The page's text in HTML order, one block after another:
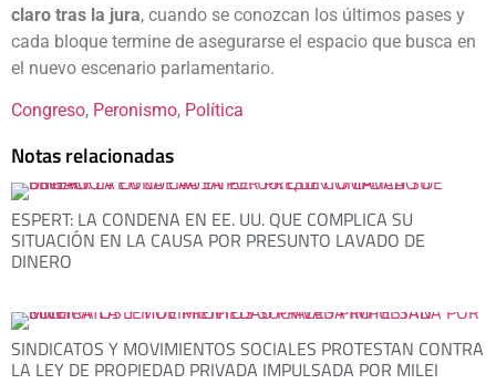
claro tras la jura, cuando se conozcan los últimos pases y
cada bloque termine de asegurarse el espacio que busca en
el nuevo escenario parlamentario.
Congreso, Peronismo, Política
Notas relacionadas
ESPERT: LA CONDENA EN EE. UU. QUE COMPLICA SU
SITUACIÓN EN LA CAUSA POR PRESUNTO LAVADO DE
DINERO
SINDICATOS Y MOVIMIENTOS SOCIALES PROTESTAN CONTRA
LA LEY DE PROPIEDAD PRIVADA IMPULSADA POR MILEI